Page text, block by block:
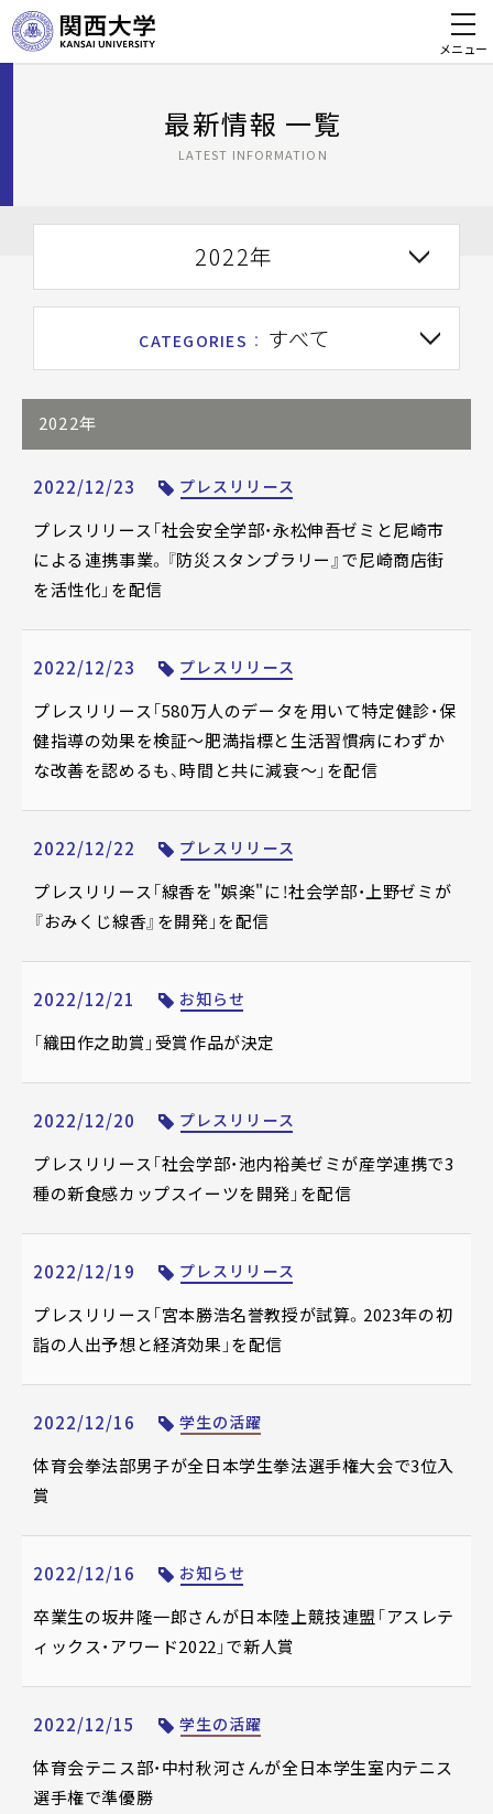
メニュー
最新情報 一覧
LATEST INFORMATION
2022年
CATEGORIES ： すべて
2022年
2022/12/23 プレスリリース
プレスリリース「社会安全学部・永松伸吾ゼミと尼崎市
による連携事業。『防災スタンプラリー』で尼崎商店街
を活性化」を配信
2022/12/23 プレスリリース
プレスリリース「580万人のデータを用いて特定健診・保
健指導の効果を検証～肥満指標と生活習慣病にわずか
な改善を認めるも、時間と共に減衰～」を配信
2022/12/22 プレスリリース
プレスリリース「線香を"娯楽"に！社会学部・上野ゼミが
『おみくじ線香』を開発」を配信
2022/12/21 お知らせ
「織田作之助賞」受賞作品が決定
2022/12/20 プレスリリース
プレスリリース「社会学部・池内裕美ゼミが産学連携で3
種の新食感カップスイーツを開発」を配信
2022/12/19 プレスリリース
プレスリリース「宮本勝浩名誉教授が試算。2023年の初
詣の人出予想と経済効果」を配信
2022/12/16 学生の活躍
体育会拳法部男子が全日本学生拳法選手権大会で3位入
賞
2022/12/16 お知らせ
卒業生の坂井隆一郎さんが日本陸上競技連盟「アスレテ
ィックス・アワード2022」で新人賞
2022/12/15 学生の活躍
体育会テニス部・中村秋河さんが全日本学生室内テニス
選手権で準優勝